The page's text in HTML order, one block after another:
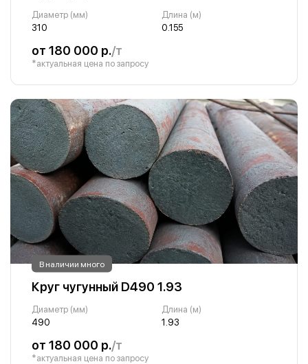
Диаметр (мм)
310
Длина (м)
0.155
от 180 000 р./т
*актуальная цена по запросу
В наличии много
Круг чугунный D490 1.93
Диаметр (мм)
490
Длина (м)
1.93
от 180 000 р./т
*актуальная цена по запросу